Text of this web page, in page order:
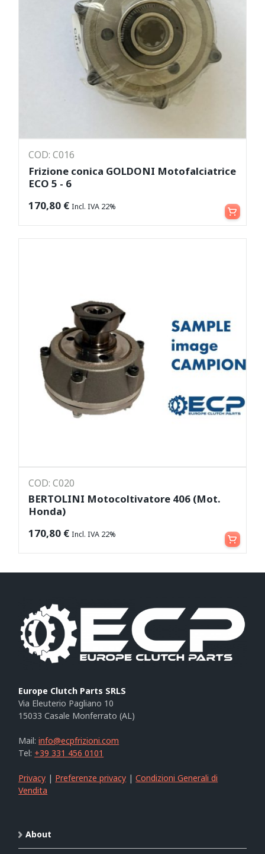
COD: C016
Frizione conica GOLDONI Motofalciatrice
ECO 5 - 6
170,80 € Incl. IVA 22% Aggiungi al carrello
COD: C020
BERTOLINI Motocoltivatore 406 (Mot.
Honda)
170,80 € Incl. IVA 22% Aggiungi al carrello
Europe Clutch Parts SRLS
Via Eleuterio Pagliano 10
15033 Casale Monferrato (AL)
Mail:info@ecpfrizioni.com
Tel: +39 331 456 0101
Privacy | Preferenze privacy |Condizioni Generali di
Vendita
About